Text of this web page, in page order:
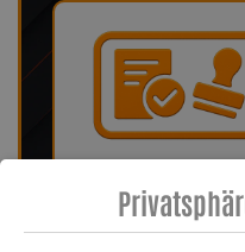
Bei uns erhalten Sie eine
ein Teilegutachten
notwendig)!